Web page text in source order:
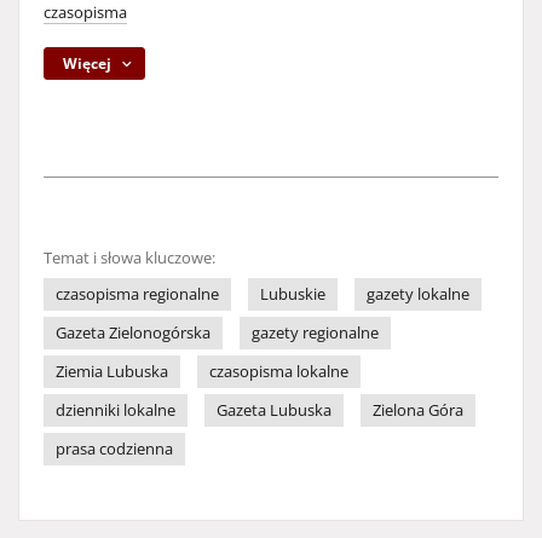
czasopisma
Więcej
Temat i słowa kluczowe:
czasopisma regionalne
Lubuskie
gazety lokalne
Gazeta Zielonogórska
gazety regionalne
Ziemia Lubuska
czasopisma lokalne
dzienniki lokalne
Gazeta Lubuska
Zielona Góra
prasa codzienna